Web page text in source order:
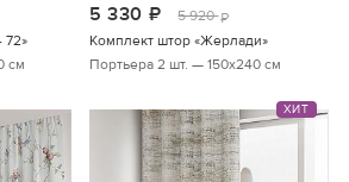
72»
см
5 330 руб.
5 920 руб.
Комплект штор «Жерлади»
Портьера 2 шт. — 150х240 см
ХИТ